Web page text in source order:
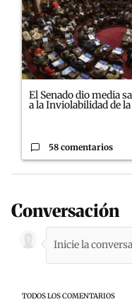
El Senado dio media
a la Inviolabilidad de la
58 comentarios
Conversación
TODOS LOS COMENTARIOS